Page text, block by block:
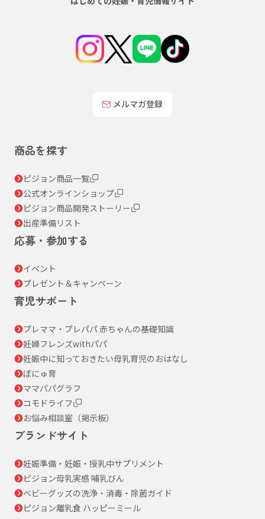
メルマガ登録
商品を探す
ピジョン商品一覧
公式オンラインショップ
ピジョン商品開発ストーリー
出産準備リスト
応募・参加する
イベント
プレゼント＆キャンペーン
育児サポート
プレママ・プレパパ 赤ちゃんの基礎知識
妊婦フレンズwithパパ
妊娠中に知っておきたい母乳育児のおはなし
ぼにゅ育
ママパパグラフ
コモドライフ
お悩み相談室（掲示板）
ブランドサイト
妊娠準備・妊娠・授乳中サプリメント
ピジョン母乳実感 哺乳びん
ベビーグッズの洗浄・消毒・除菌ガイド
ピジョン離乳食 ハッピーミール